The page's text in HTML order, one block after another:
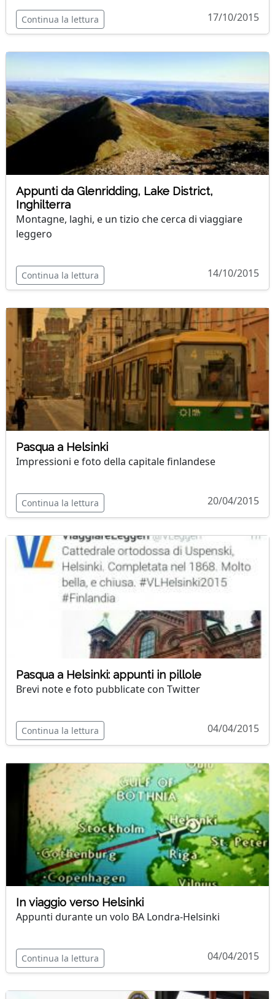
Continua la lettura 17/10/2015
Appunti da Glenridding, Lake District,
Inghilterra
Montagne, laghi, e un tizio che cerca di viaggiare
leggero
Continua la lettura 14/10/2015
Pasqua a Helsinki
Impressioni e foto della capitale finlandese
Continua la lettura 20/04/2015
Pasqua a Helsinki: appunti in pillole
Brevi note e foto pubblicate con Twitter
Continua la lettura 04/04/2015
In viaggio verso Helsinki
Appunti durante un volo BA Londra-Helsinki
Continua la lettura 04/04/2015